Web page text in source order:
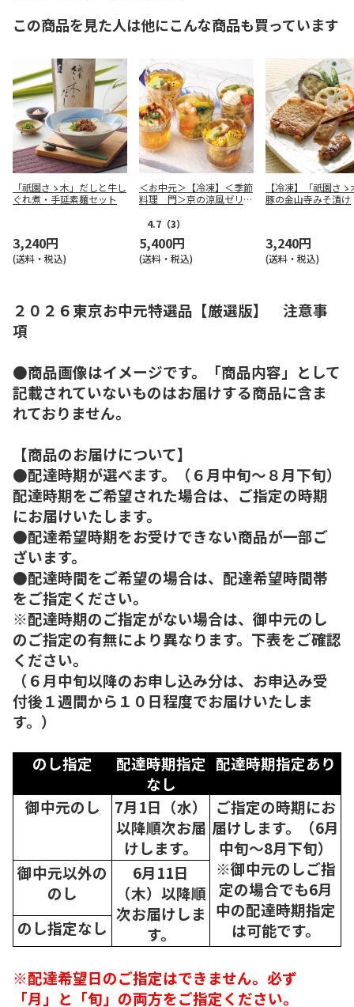
この商品を見た人は他にこんな商品も買っています
「祇園さゝ木」だしと牛し
ぐれ煮・手延素麺セット
3,240円
(送料・税込)
＜お中元＞【冷凍】＜季節
料理 門＞京の涼風ゼリー
4.7 （3）
5,400円
(送料・税込)
【冷凍】「祇園さ
豚の金山寺みそ漬け
3,240円
(送料・税込)
２０２６東京お中元特選品【厳選版】 注意事
項
●商品画像はイメージです。「商品内容」として
記載されていないものはお届けする商品に含ま
れておりません。
【商品のお届けについて】
●配達時期が選べます。（６月中旬～８月下旬）
配達時期をご希望された場合は、ご指定の時期
にお届けいたします。
●配達希望時期をお受けできない商品が一部ご
ざいます。
●配達時間をご希望の場合は、配達希望時間帯
をご指定ください。
※配達時期のご指定がない場合は、御中元のし
のご指定の有無により異なります。下表をご確認
ください。
（６月中旬以降のお申し込み分は、お申込み受
付後１週間から１０日程度でお届けいたしま
す。）
のし指定
配達時期指定
なし
配達時期指定あり
御中元のし
7月1日（水）
以降順次お届
けします。
ご指定の時期にお
届けします。（6月
中旬～8月下旬）
※御中元のしご指
定の場合でも6月
中の配達時期指定
は可能です。
御中元以外の
のし
6月11日
（木）以降順
次お届けしま
す。
のし指定なし
※配達希望日のご指定はできません。必ず
「月」と「旬」の両方をご指定ください。